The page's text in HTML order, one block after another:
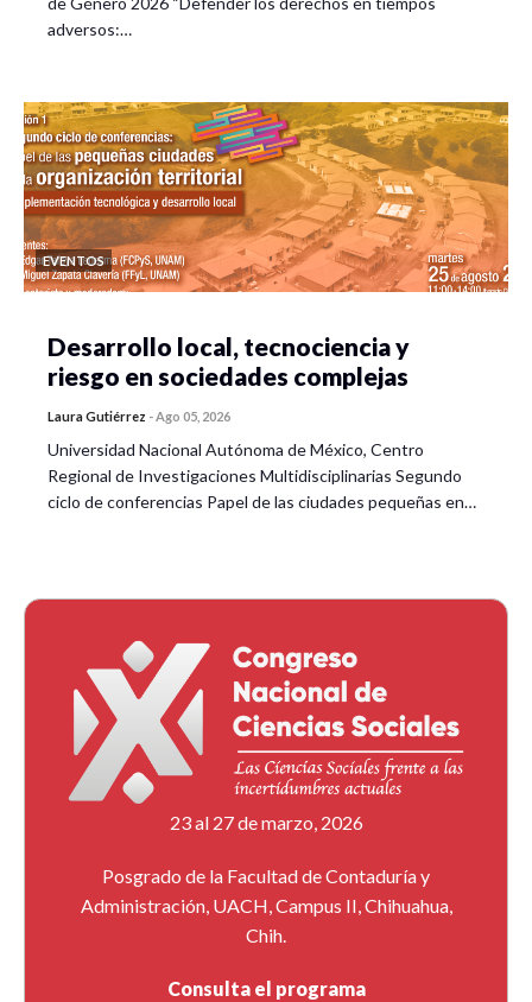
adversos:…
EVENTOS
Desarrollo local, tecnociencia y
riesgo en sociedades complejas
Laura Gutiérrez -Ago 05, 2026
Universidad Nacional Autónoma de México, Centro
Regional de Investigaciones Multidisciplinarias Segundo
ciclo de conferencias Papel de las ciudades pequeñas en…
23 al 27 de marzo, 2026
Posgrado de la Facultad de Contaduría y
Administración, UACH, Campus II, Chihuahua,
Chih.
Consulta el programa